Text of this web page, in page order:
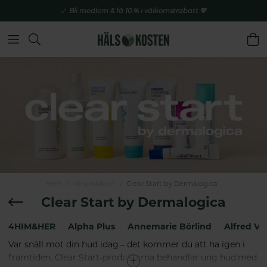
Bli medlem & få 10 % i välkomstrabatt 💚
Clear Start by Dermalogica
Clear Start by Dermalogica
4HIM&HER Alpha Plus Annemarie Börlind
Alfred
Var snäll mot din hud idag – det kommer du att ha igen i
framtiden. Clear Start-produkterna behandlar ung hud med